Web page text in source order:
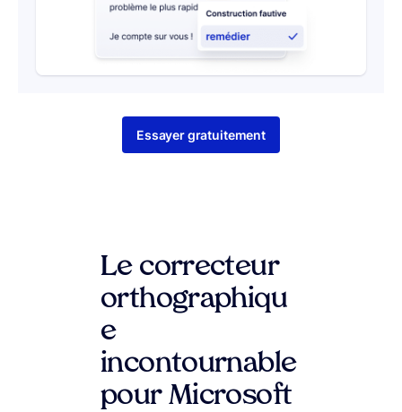
Essayer gratuitement
Le correcteur
orthographiqu
e
incontournable
pour Microsoft